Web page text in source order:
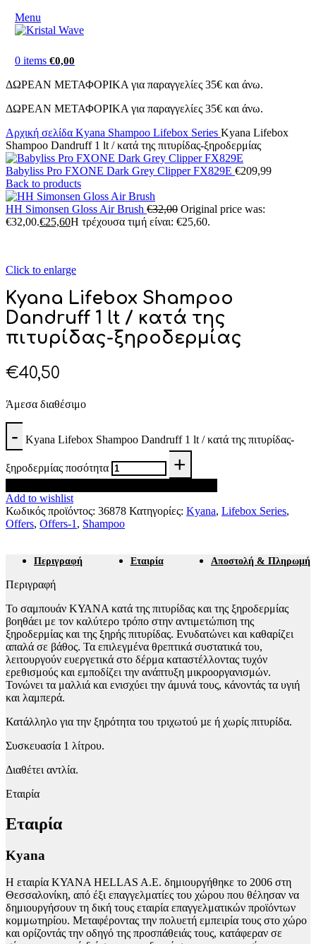
Menu
0 items €0,00
ΔΩΡΕΑΝ ΜΕΤΑΦΟΡΙΚΑ για παραγγελίες 35€ και άνω.
ΔΩΡΕΑΝ ΜΕΤΑΦΟΡΙΚΑ για παραγγελίες 35€ και άνω.
Αρχική σελίδα Kyana Shampoo Lifebox Series Kyana Lifebox
Shampoo Dandruff 1 lt / κατά της πιτυρίδας-ξηροδερμίας
Babyliss Pro FXONE Dark Grey Clipper FX829E €209,99
Back to products
HH Simonsen Gloss Air Brush €32,00 Original price was:
€32,00.€25,60Η τρέχουσα τιμή είναι: €25,60.
Click to enlarge
Kyana Lifebox Shampoo
Dandruff 1 lt / κατά της
πιτυρίδας-ξηροδερμίας
€40,50
Άμεσα διαθέσιμο
Kyana Lifebox Shampoo Dandruff 1 lt / κατά της πιτυρίδας-
ξηροδερμίας ποσότητα
Add to wishlist
Κωδικός προϊόντος: 36878 Κατηγορίες: Kyana, Lifebox Series,
Offers, Offers-1 , Shampoo
Περιγραφή Εταιρία Αποστολή & Πληρωμή
Περιγραφή
Το σαμπουάν ΚΥΑΝΑ κατά της πιτυρίδας και της ξηροδερμίας
βοηθάει με τον καλύτερο τρόπο στην αντιμετώπιση της
ξηροδερμίας και της ξηρής πιτυρίδας. Ενυδατώνει και καθαρίζει
απαλά σε βάθος. Τα επιλεγμένα θρεπτικά συστατικά του,
λειτουργούν ευεργετικά στο δέρμα καταστέλλοντας τυχόν
ερεθισμούς και εμποδίζει την ανάπτυξη μικροοργανισμών.
Τονώνει τα μαλλιά και ενισχύει την άμυνά τους, κάνοντάς τα υγιή
και λαμπερά.
Κατάλληλο για την ξηρότητα του τριχωτού µε ή χωρίς πιτυρίδα.
Συσκευασία 1 λίτρου.
Διαθέτει αντλία.
Εταιρία
Εταιρία
Kyana
Η εταιρία ΚΥΑΝΑ HELLAS A.E. δημιουργήθηκε το 2006 στη
Θεσσαλονίκη, από έξι επαγγελματίες του χώρου που θέλησαν να
δημιουργήσουν τη δική τους εταιρία επαγγελματικών προϊόντων
κομμωτηρίου. Μεταφέροντας την πολυετή εμπειρία τους στο χώρο
και ορίζοντάς την οδηγό της προσπάθειάς τους, κατάφεραν σε